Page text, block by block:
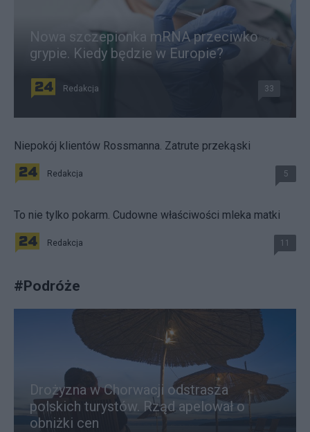
Nowa szczepionka mRNA przeciwko
grypie. Kiedy będzie w Europie?
Redakcja 33
Niepokój klientów Rossmanna. Zatrute przekąski
Redakcja 5
To nie tylko pokarm. Cudowne właściwości mleka matki
Redakcja 11
#Podróże
Drożyzna w Chorwacji odstrasza
polskich turystów. Rząd apelował o
obniżki cen